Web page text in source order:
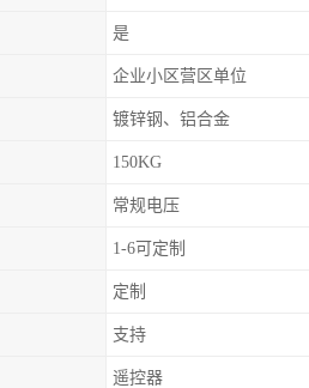
是
企业小区营区单位
镀锌钢、铝合金
150KG
常规电压
1-6可定制
定制
支持
遥控器